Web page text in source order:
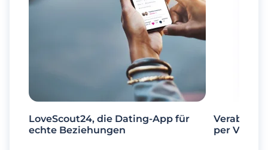
LoveScout24, die Dating-App für
echte Beziehungen
per